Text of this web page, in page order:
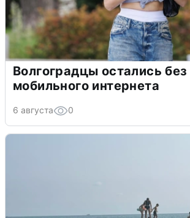
Волгоградцы остались без
мобильного интернета
6 августа 0